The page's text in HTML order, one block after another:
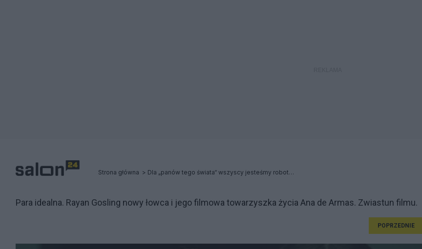
Strona główna Dla „panów tego świata“ wszyscy jesteśmy robotami
Para idealna. Rayan Gosling nowy łowca i jego filmowa towarzyszka życia Ana de Armas. Zwiastun filmu.
POPRZEDNIE